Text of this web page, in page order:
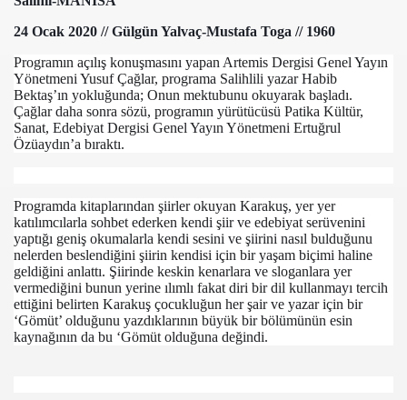
24 Ocak 2020 // Gülgün Yalvaç-Mustafa Toga // 1960
Programın açılış konuşmasını yapan Artemis Dergisi Genel Yayın
Yönetmeni Yusuf Çağlar, programa Salihlili yazar Habib
Bektaş’ın yokluğunda; Onun mektubunu okuyarak başladı.
Çağlar daha sonra sözü, programın yürütücüsü Patika Kültür,
Sanat, Edebiyat Dergisi Genel Yayın Yönetmeni Ertuğrul
Özüaydın’a bıraktı.
Programda kitaplarından şiirler okuyan Karakuş, yer yer
katılımcılarla sohbet ederken kendi şiir ve edebiyat serüvenini
yaptığı geniş okumalarla kendi sesini ve şiirini nasıl bulduğunu
nelerden beslendiğini şiirin kendisi için bir yaşam biçimi haline
geldiğini anlattı. Şiirinde keskin kenarlara ve sloganlara yer
vermediğini bunun yerine ılımlı fakat diri bir dil kullanmayı tercih
ettiğini belirten Karakuş çocukluğun her şair ve yazar için bir
‘Gömüt’ olduğunu yazdıklarının büyük bir bölümünün esin
kaynağının da bu ‘Gömüt olduğuna değindi.